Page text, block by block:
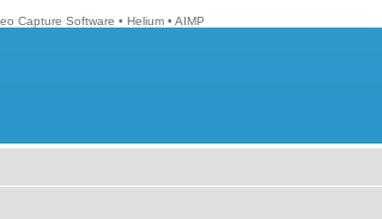
Capture Software • Helium • AIMP